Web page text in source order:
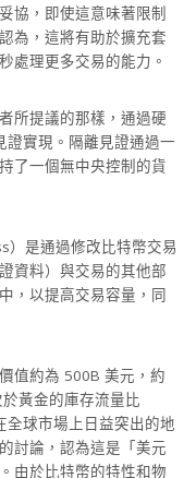
協，即使這意味著限制
為，這將有助於擴充套
處理更多交易的能力。
所提議的那樣，通過硬
實現。隔離見證通過一
了一個無中央控制的貨
）是通過修改比特幣交易
資料）與交易的其他部
，以提高交易容量，同
值約為 500B 美元，約
黃金的庫存流量比
全球市場上日益突出的地
討論，認為這是「美元
由於比特幣的特性和物